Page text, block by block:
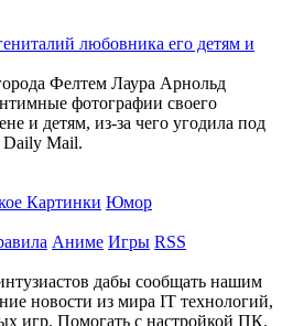
любовника его детям и
Фелтем Лаура Арнольд
фотографии своего
и детям, из-за чего угодила под
Daily Mail.
Картинки Юмор
Аниме Игры RSS
дабы сообщать нашим
новости из мира IT технологий,
игр. Помогать с настройкой ПК.